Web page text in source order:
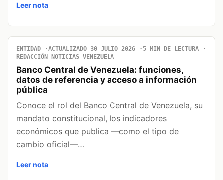
Leer nota
ENTIDAD ACTUALIZADO 30 JULIO 2026
5 MIN DE LECTURA
REDACCIÓN NOTICIAS VENEZUELA
Banco Central de Venezuela: funciones,
datos de referencia y acceso a información
pública
Conoce el rol del Banco Central de Venezuela, su
mandato constitucional, los indicadores
económicos que publica —como el tipo de
cambio oficial—…
Leer nota